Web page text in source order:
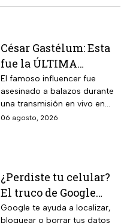
César Gastélum: Esta
fue la ÚLTIMA
publicación del
influencer en redes
sociales: “La cita
fresita” | VIDEO
El famoso influencer fue
asesinado a balazos durante
una transmisión en vivo en
calles del municipio de
06 agosto, 2026
¿Perdiste tu celular?
El truco de Google
para localizarlo y
Google te ayuda a localizar,
bloquear o borrar tus datos